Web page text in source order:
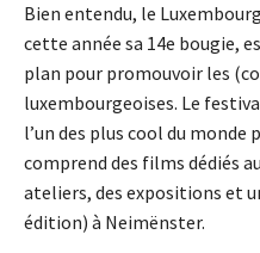
Bien entendu, le
cette année sa 14e bougie,
plan pour promouvoir les
luxembourgeoises. Le
l’un des plus cool du monde
comprend des films dédiés
ateliers, des expositions et
édition) à Neimënster.